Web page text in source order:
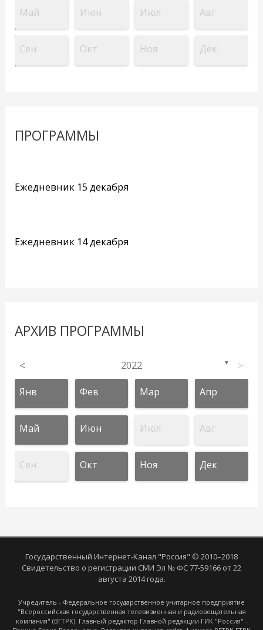
Май Июн Июл Авг
Сен Окт Ноя Дек
ПРОГРАММЫ
Ежедневник 15 декабря
Ежедневник 14 декабря
АРХИВ ПРОГРАММЫ
< 2022 ▼ >
Янв Фев Мар Апр
Май Июн Июл Авг
Сен Окт Ноя Дек
Государственный Интернет-Канал "Россия" © 2010–2018
Свидетельство о регистрации СМИ Эл № ФС 77-59166 от 22
августа 2014 года.
Учредитель - Федеральное государственное унитарное предприятие
"Всероссийская государственная телевизионная и радиовещательная
компания" (ВГТРК). Главный редактор Главной редакции ГИК "Россия" -